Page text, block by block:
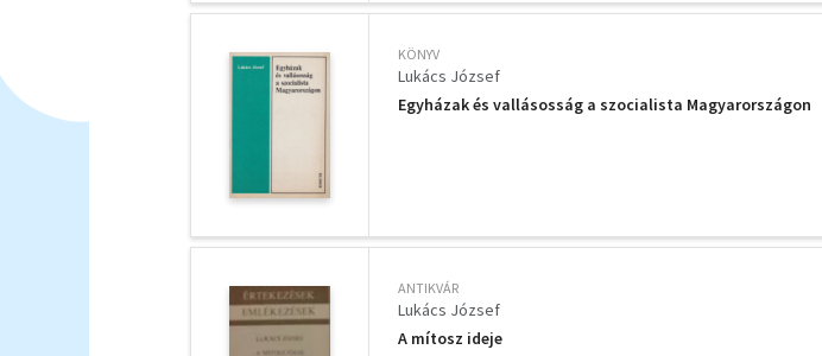
KÖNYV
Lukács József
Egyházak és vallásosság a szocialista Magyarországon
ANTIKVÁR
Lukács József
A mítosz ideje